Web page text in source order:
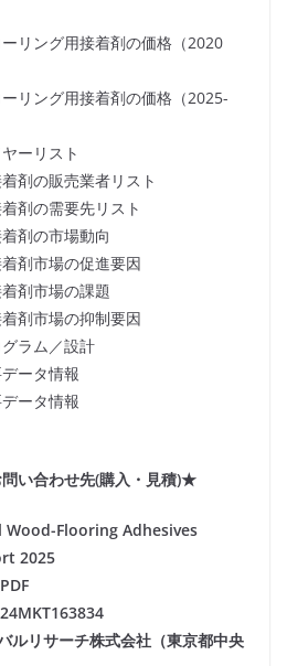
リング用接着剤の価格（2020
リング用接着剤の価格（2025-
ーリスト
剤の販売業者リスト
剤の需要先リスト
剤の市場動向
剤市場の促進要因
剤市場の課題
剤市場の抑制要因
ラム／設計
ータ情報
ータ情報
い合わせ先(購入・見積)★
Wood-Flooring Adhesives
2025
ルリサーチ株式会社（東京都中央